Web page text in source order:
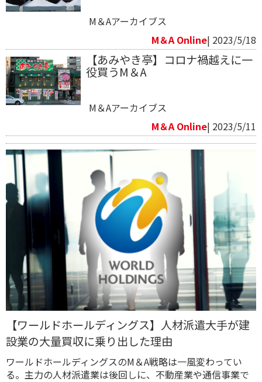
M＆Aアーカイブス
M＆A Online| 2023/5/18
【あみやき亭】コロナ禍越えに一
役買うM＆A
M＆Aアーカイブス
M＆A Online| 2023/5/11
【ワールドホールディングス】人材派遣大手が建
設業の大量買収に乗り出した理由
ワールドホールディングスのM＆A戦略は一風変わってい
る。主力の人材派遣業は後回しに、不動産業や通信事業で